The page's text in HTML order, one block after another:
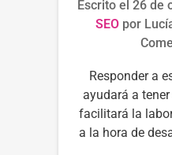
Escrito el 26 de
SEO por
Responder a
ayudará a
facilitará la
a la hora de